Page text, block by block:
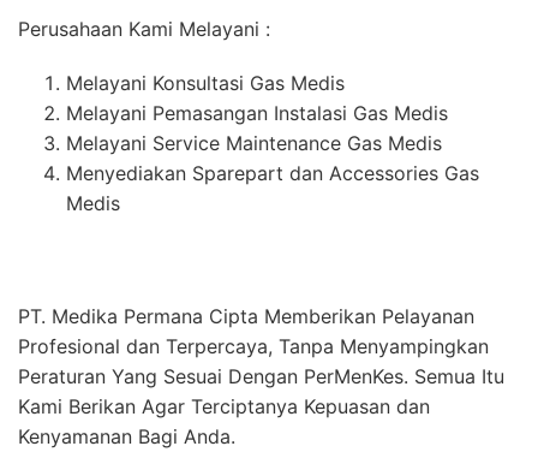
Perusahaan Kami Melayani :
Melayani Konsultasi Gas Medis
Melayani Pemasangan Instalasi Gas Medis
Melayani Service Maintenance Gas Medis
Menyediakan Sparepart dan Accessories Gas
Medis
PT. Medika Permana Cipta Memberikan Pelayanan
Profesional dan Terpercaya, Tanpa Menyampingkan
Peraturan Yang Sesuai Dengan PerMenKes. Semua Itu
Kami Berikan Agar Terciptanya Kepuasan dan
Kenyamanan Bagi Anda.